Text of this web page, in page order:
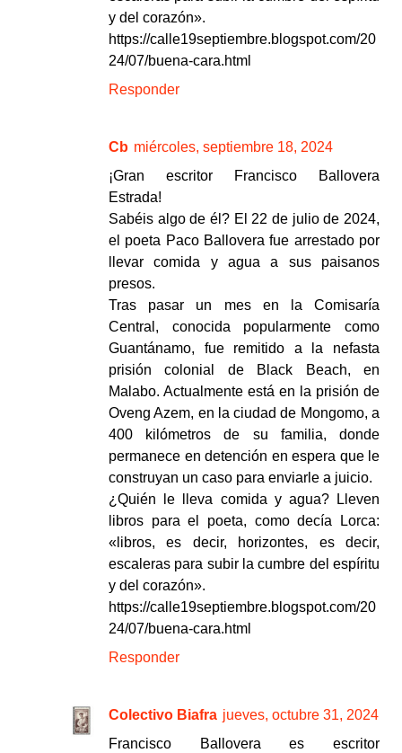
y del corazón».
https://calle19septiembre.blogspot.com/20
24/07/buena-cara.html
Responder
Cb miércoles, septiembre 18, 2024
¡Gran escritor Francisco Ballovera
Estrada!
Sabéis algo de él? El 22 de julio de 2024,
el poeta Paco Ballovera fue arrestado por
llevar comida y agua a sus paisanos
presos.
Tras pasar un mes en la Comisaría
Central, conocida popularmente como
Guantánamo, fue remitido a la nefasta
prisión colonial de Black Beach, en
Malabo. Actualmente está en la prisión de
Oveng Azem, en la ciudad de Mongomo, a
400 kilómetros de su familia, donde
permanece en detención en espera que le
construyan un caso para enviarle a juicio.
¿Quién le lleva comida y agua? Lleven
libros para el poeta, como decía Lorca:
«libros, es decir, horizontes, es decir,
escaleras para subir la cumbre del espíritu
y del corazón».
https://calle19septiembre.blogspot.com/20
24/07/buena-cara.html
Responder
Colectivo Biafra jueves, octubre 31, 2024
Francisco Ballovera es escritor